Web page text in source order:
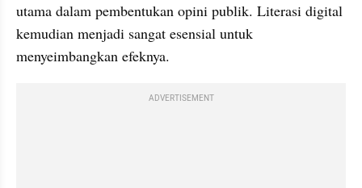
utama dalam pembentukan opini publik. Literasi digital
kemudian menjadi sangat esensial untuk
menyeimbangkan efeknya.
ADVERTISEMENT